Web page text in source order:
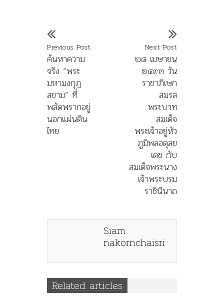
Previous Post
ค้นหาความ
จริง “พระ
มหามงกุฎ
สยาม” ที่
พลัดพรากอยู่
นอกแผ่นดิน
ไทย
Next Post
๒๘ เมษายน
๒๔๙๓ วัน
ราชาภิเษก
สมรส
พระบาท
สมเด็จ
พระเจ้าอยู่หัว
ภูมิพลอดุลย
เดช กับ
สมเด็จพระนาง
เจ้าพระบรม
ราชินีนาถ
Siam
nakornchaisri
Related articles